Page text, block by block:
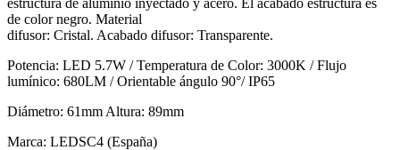
de color negro. Material
difusor: Cristal. Acabado difusor: Transparente.
Potencia: LED 5.7W / Temperatura de Color: 3000K / Flujo
lumínico: 680LM / Orientable ángulo 90°/ IP65
Diámetro: 61mm Altura: 89mm
Marca: LEDSC4 (España)